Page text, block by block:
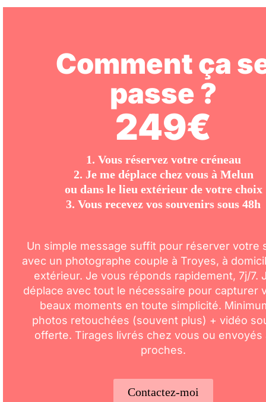
Comment ça
passe ?
249€
1. Vous réservez votre créneau
2. Je me déplace chez vous à Melun
ou dans le lieu extérieur de votre choix
3. Vous recevez vos souvenirs sous 48h
Un simple message suffit pour réserver votre
avec un photographe couple à Troyes, à
extérieur. Je vous réponds rapidement, 7j/7.
déplace avec tout le nécessaire pour capturer
beaux moments en toute simplicité.
photos retouchées (souvent plus) + vidéo
offerte. Tirages livrés chez vous ou envoyés
proches.
Contactez-moi